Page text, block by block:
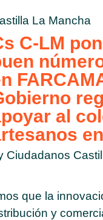
La Mancha
C-LM
al
en
Ciudadanos
que la
y